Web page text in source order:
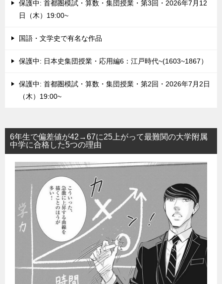
保護中: 首都圏模試・算数・集団授業・第3回・2026年7月12
日（木）19:00~
国語・文学史で有名な作品
保護中: 日本史集団授業・応用編6：江戸時代~(1603~1867）
保護中: 首都圏模試・算数・集団授業・第2回・2026年7月2日
（木）19:00~
6年生で偏差値が42→67に25上がって最難関の大学附属
中学に合格した5つの理由